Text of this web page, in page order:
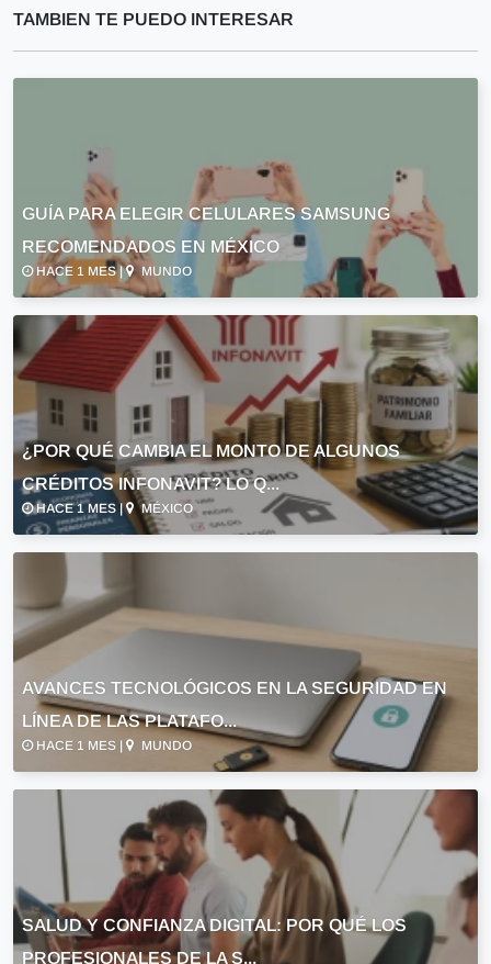
TAMBIEN TE PUEDO INTERESAR
GUÍA PARA ELEGIR CELULARES SAMSUNG
RECOMENDADOS EN MÉXICO
HACE 1 MES | MUNDO
¿POR QUÉ CAMBIA EL MONTO DE ALGUNOS
CRÉDITOS INFONAVIT? LO Q...
HACE 1 MES | MÉXICO
AVANCES TECNOLÓGICOS EN LA SEGURIDAD EN
LÍNEA DE LAS PLATAFO...
HACE 1 MES | MUNDO
SALUD Y CONFIANZA DIGITAL: POR QUÉ LOS
PROFESIONALES DE LA S...